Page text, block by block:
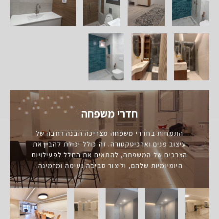
חדרי משפחה
התמחות בחדרי משפחה מצריכה הבנה רחבה של
עיצוב פנים וארכיטקטורה. זה כולל יכולת להבין את
הצרכים של המשפחה, להתאים את החלל לפעילויות
היומיומיות שלהם, וליצור סביבה נעימה ומזמינה.